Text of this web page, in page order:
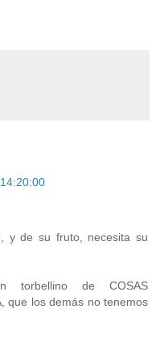
y de su fruto, necesita su
de COSAS
que los demás no tenemos